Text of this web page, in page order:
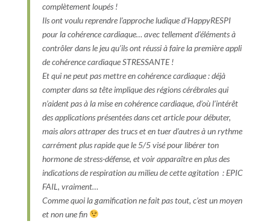
complètement loupés !
Ils ont voulu reprendre l’approche ludique d’HappyRESPI
pour la cohérence cardiaque… avec tellement d’éléments à
contrôler dans le jeu qu’ils ont réussi à faire la première appli
de cohérence cardiaque STRESSANTE !
Et qui ne peut pas mettre en cohérence cardiaque : déjà
compter dans sa tête implique des régions cérébrales qui
n’aident pas à la mise en cohérence cardiaque, d’où l’intérêt
des applications présentées dans cet article pour débuter,
mais alors attraper des trucs et en tuer d’autres à un rythme
carrément plus rapide que le 5/5 visé pour libérer ton
hormone de stress-défense, et voir apparaître en plus des
indications de respiration au milieu de cette agitation : EPIC
FAIL, vraiment…
Comme quoi la gamification ne fait pas tout, c’est un moyen
et non une fin